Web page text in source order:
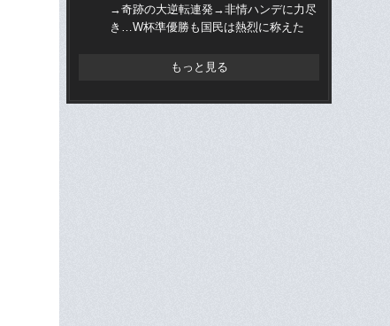
→奇跡の大逆転連発→非情ハンデに力尽
き…W杯準優勝も国民は熱烈に称えた
もっと見る